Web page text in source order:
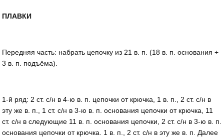
ПЛАВКИ
Передняя часть: набрать цепочку из 21 в. п. (18 в. п. основания +
3 в. п. подъёма).
1-й ряд: 2 ст. с/н в 4-ю в. п. цепочки от крючка, 1 в. п., 2 ст. с/н в
эту же в. п., 1 ст. с/н в 3-ю в. п. основания цепочки от крючка, 11
ст. с/н в сле­дующие 11 в. п. основания цепочки, 2 ст. с/н в 3-ю в. п.
основания цепочки от крючка. 1 в. п., 2 ст. с/н в эту же в. п. Далее